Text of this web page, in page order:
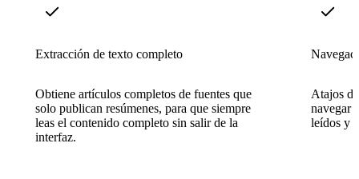
Extracción de texto completo
Obtiene artículos completos de fuentes que
solo publican resúmenes, para que siempre
leas el contenido completo sin salir de la
interfaz.
Atajos
navegar
leídos y